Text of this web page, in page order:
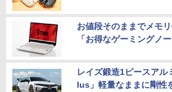
お値段そのままでメモ
「お得なゲーミングノー
レイズ鍛造1ピースアル
lus」軽量なままに剛性